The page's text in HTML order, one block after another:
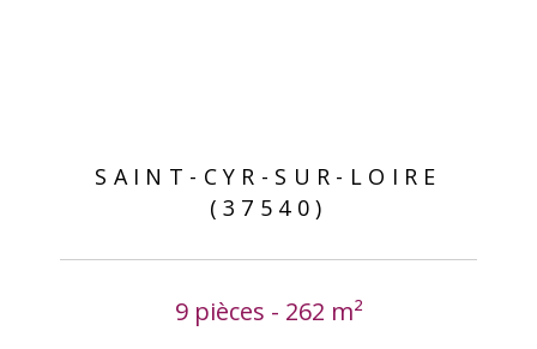
SAINT-CYR-SUR-LOIRE
(37540)
9 pièces - 262 m²